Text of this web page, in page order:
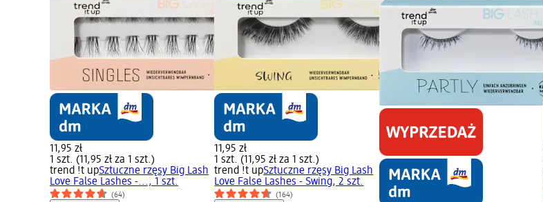
11,95 zł
1 szt. (11,95 zł za 1 szt.)
trend !t upSztuczne rzęsy Big Lash
Love False Lashes -..., 1 szt.
(64)
11,95 zł
1 szt. (11,95 zł za 1 szt.)
trend !t upSztuczne rzęsy Big Lash
Love False Lashes - Swing, 2 szt.
(164)